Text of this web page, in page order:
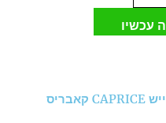
עכשיו
אריח ריצוף פורצלן ספרדי משוייש CAPRICE קאבריס